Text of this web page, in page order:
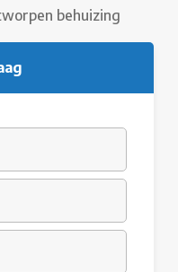
behuizing